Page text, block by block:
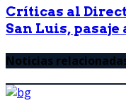
Críticas al
San Luis,
Noticias